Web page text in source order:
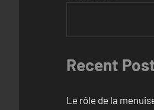
Recent
Le rôle de la